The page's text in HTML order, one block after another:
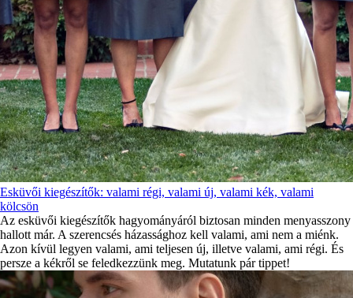
Esküvői kiegészítők: valami régi, valami új, valami kék, valami
kölcsön
Az esküvői kiegészítők hagyományáról biztosan minden menyasszony
hallott már. A szerencsés házassághoz kell valami, ami nem a miénk.
Azon kívül legyen valami, ami teljesen új, illetve valami, ami régi. És
persze a kékről se feledkezzünk meg. Mutatunk pár tippet!